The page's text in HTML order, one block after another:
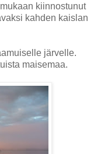
kiinnostunut
kahden kaislan
järvelle.
maisemaa.